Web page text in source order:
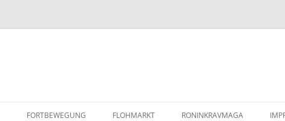
FORTBEWEGUNG FLOHMARKT RONINKRAVMAGA